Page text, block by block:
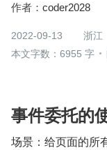
作者： coder2028
2022-09-13
浙江
本文字数：6955 字
事件委托的
场景：给页面的所